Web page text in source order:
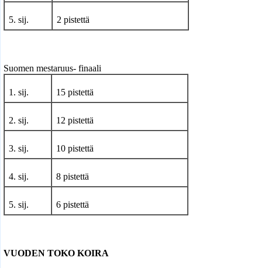
5. sij. 2 pistettä
Suomen mestaruus- finaali
1. sij. 15 pistettä
2. sij. 12 pistettä
3. sij. 10 pistettä
4. sij. 8 pistettä
5. sij. 6 pistettä
VUODEN TOKO KOIRA